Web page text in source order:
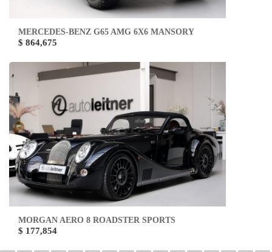
MERCEDES-BENZ G65 AMG 6X6 MANSORY
$ 864,675
MORGAN AERO 8 ROADSTER SPORTS
$ 177,854